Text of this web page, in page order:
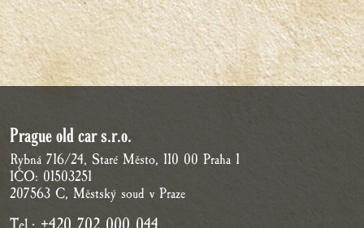
Prague old car s.r.o.
Rybná 716/24, Staré Město, 110 00 Praha 1
IČO: 01503251
207563 C, Městský soud v Praze